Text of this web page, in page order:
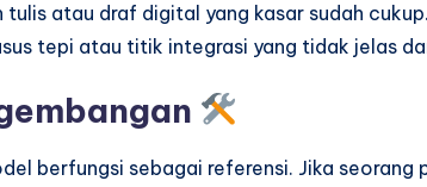
atau draf digital yang kasar sudah
tepi atau titik integrasi yang tidak jelas
berfungsi sebagai referensi. Jika seorang